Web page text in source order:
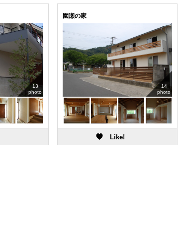
13
photo
園瀬の家
14
photo